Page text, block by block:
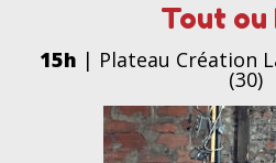
Tout ou
15h | Plateau Création
(30)